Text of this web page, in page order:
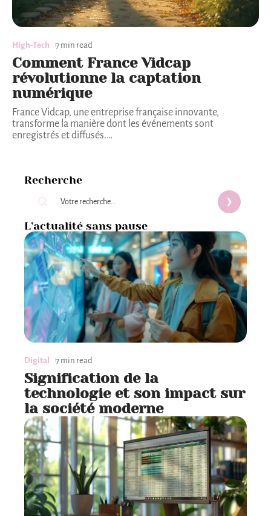
High-Tech 7 min read
Comment France Vidcap
révolutionne la captation
numérique
France Vidcap, une entreprise française innovante,
transforme la manière dont les événements sont
enregistrés et diffusés.…
Recherche
L’actualité sans pause
Digital 7 min read
Signification de la
technologie et son impact sur
la société moderne